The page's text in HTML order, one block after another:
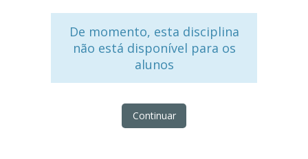
De momento, esta disciplina
não está disponível para os
alunos
Continuar